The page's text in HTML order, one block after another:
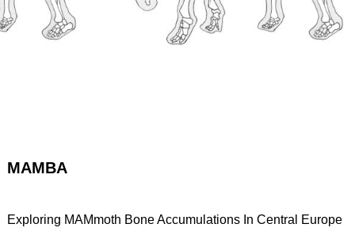
MAMBA
Exploring MAMmoth Bone Accumulations In Central Europe